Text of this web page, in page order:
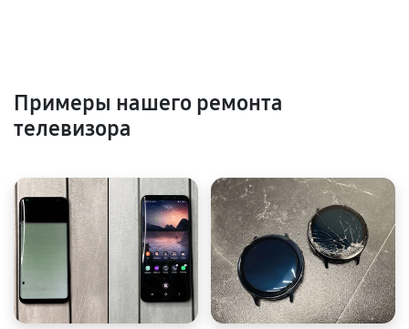
Примеры нашего ремонта
телевизора